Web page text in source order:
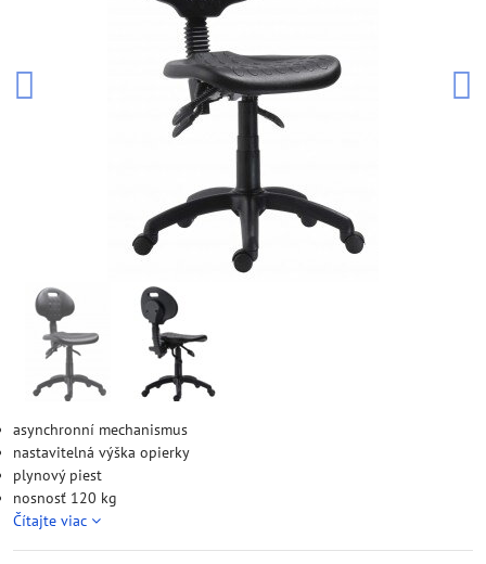
asynchronní mechanismus
nastavitelná výška opierky
plynový piest
nosnosť 120 kg
Čítajte viac